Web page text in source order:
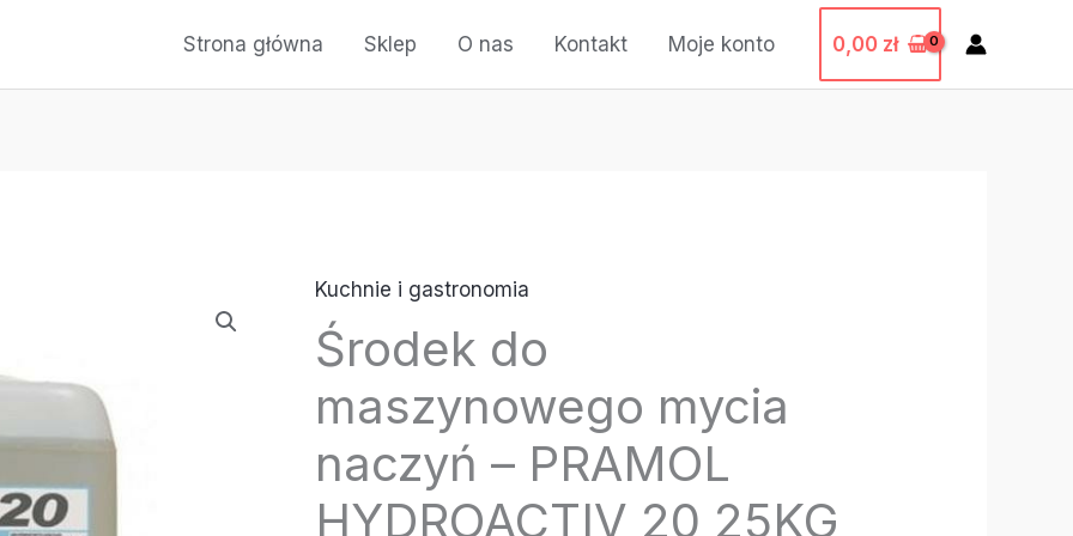
Strona główna Sklep O nas Kontakt Moje konto 0,00 zł
Kuchnie i gastronomia
Środek do
maszynowego mycia
naczyń – PRAMOL
HYDROACTIV 20 25KG